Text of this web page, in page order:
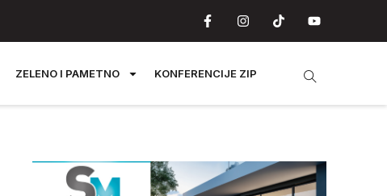
ZELENO I PAMETNO KONFERENCIJE ZIP